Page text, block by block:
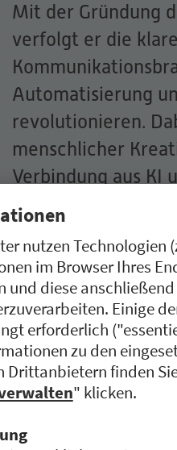
Mit der Gründung
verfolgt er die
Automatisierung
revolutionieren.
menschlicher
Verbindung aus KI
um Unternehmen
innovativer und
Innovationen &
Mit RIAA (Real-
Christian eine
Avataren
dabei